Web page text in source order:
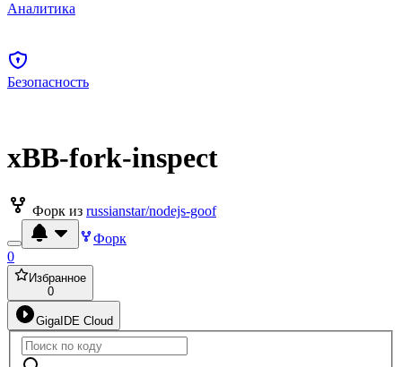
Аналитика
Безопасность
xBB-fork-inspect
Форк из russianstar/nodejs-goof
Форк
0
Избранное
0
GigaIDE Cloud